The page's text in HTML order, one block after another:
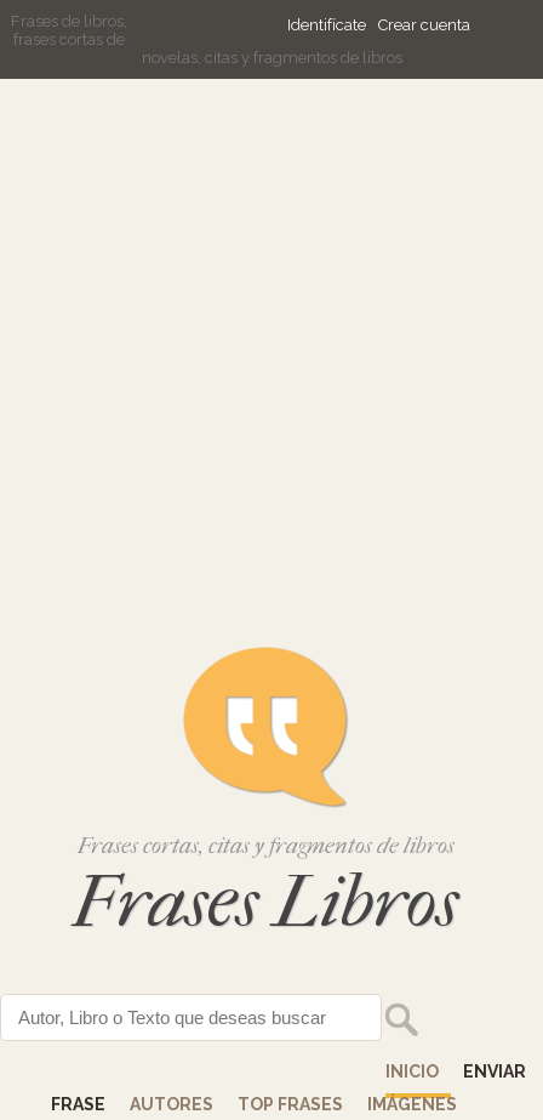
Identifícate Crear cuenta
Frases de libros,
frases cortas de
novelas, citas y fragmentos de libros
Frases cortas, citas y fragmentos de libros
Frases Libros
INICIO
ENVIAR
FRASE
AUTORES TOP FRASES IMÁGENES